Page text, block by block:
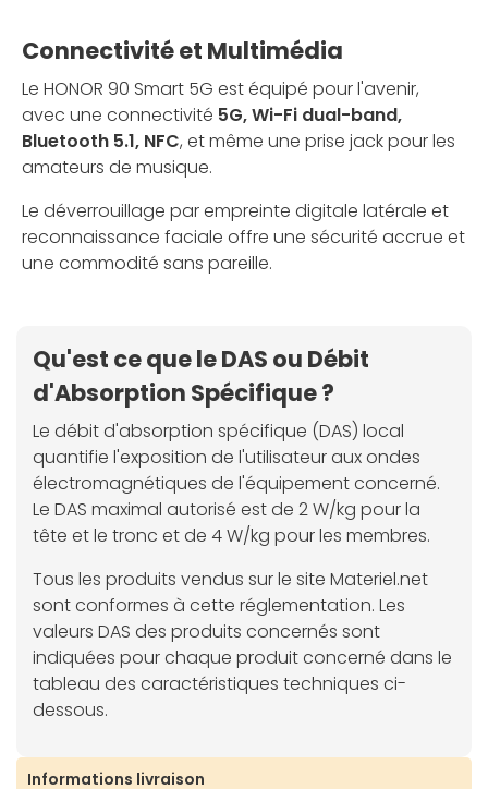
Connectivité et Multimédia
Le HONOR 90 Smart 5G est équipé pour l'avenir,
avec une connectivité 5G, Wi-Fi dual-band,
Bluetooth 5.1, NFC, et même une prise jack pour les
amateurs de musique.
Le déverrouillage par empreinte digitale latérale et
reconnaissance faciale offre une sécurité accrue et
une commodité sans pareille.
Qu'est ce que le DAS ou Débit
d'Absorption Spécifique ?
Le débit d'absorption spécifique (DAS) local
quantifie l'exposition de l'utilisateur aux ondes
électromagnétiques de l'équipement concerné.
Le DAS maximal autorisé est de 2 W/kg pour la
tête et le tronc et de 4 W/kg pour les membres.
Tous les produits vendus sur le site Materiel.net
sont conformes à cette réglementation. Les
valeurs DAS des produits concernés sont
indiquées pour chaque produit concerné dans le
tableau des caractéristiques techniques ci-
dessous.
Informations livraison